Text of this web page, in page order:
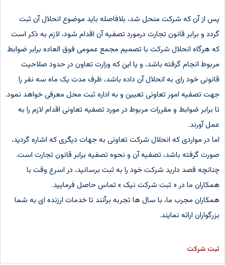
پس از آن که شرکت منحل شد، بلافاصله باید موضوع انحلال آن ثبت
گردد و برابر قانون تجارت درمورد تصفیه آن اقدام شود، لازم به ذکر است
که هرگاه انحلال شرکت با تصمیم مجمع عمومی فوق العاده برابر ضوابط
مربوط انجام گرفته باشد، و یا این که وزارت تعاون در حدود صلاحیت
قانونی خود رای به انحلال آن داده باشد، ظرف مدت یک ماه سه نفر را
جهت تصفیه امور تعاونی تعیین و به اداره ثبت محل معرفی خواهد نمود.
تا برابر ضوابط و مقررات مربوط در مورد تصفیه تعاونی اقدام لازم را به
عمل آورند.
اما در مواردی که انحلال شرکت تعاونی به جهات دیگری که اشاره گردید،
صورت گرفته باشد، تصفیه آن و نحوه تصفیه برابر قانون تجارت است.
چنانچه قصد دارید شرکت خود را به ثبت برسانید، در اسرع وقت با
همکاران ما در « ثبت شرکت نیک » تماس حاصل فرمایید.
همکاران مجرب ما، با سال ها تجربه برآنند تا خدمات ارزنده ای به شما
بزرگواران ارائه نمایند.
ثبت شرکت